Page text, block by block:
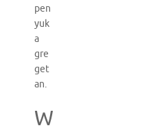
pen
yuk
a
gre
get
an.
W